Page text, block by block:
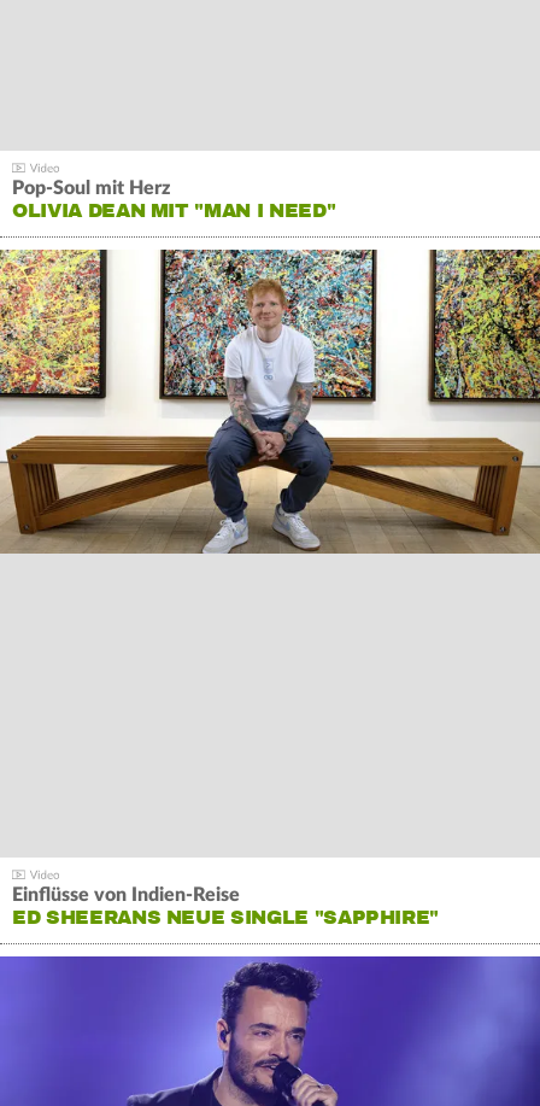
Pop-Soul mit Herz
OLIVIA DEAN MIT "MAN I NEED"
Einflüsse von Indien-Reise
ED SHEERANS NEUE SINGLE "SAPPHIRE"